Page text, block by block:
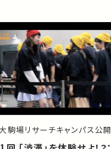
駒場リサーチキャンパス公開